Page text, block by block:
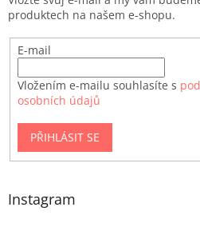
produktech na našem e-shopu.
E-mail
Vložením e-mailu souhlasíte s
osobních údajů
PŘIHLÁSIT SE
Instagram